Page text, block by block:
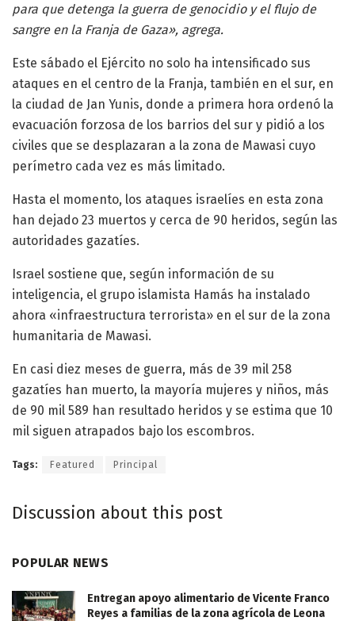
para que detenga la guerra de genocidio y el flujo de
sangre en la Franja de Gaza», agrega.
Este sábado el Ejército no solo ha intensificado sus
ataques en el centro de la Franja, también en el sur, en
la ciudad de Jan Yunis, donde a primera hora ordenó la
evacuación forzosa de los barrios del sur y pidió a los
civiles que se desplazaran a la zona de Mawasi cuyo
perímetro cada vez es más limitado.
Hasta el momento, los ataques israelíes en esta zona
han dejado 23 muertos y cerca de 90 heridos, según las
autoridades gazatíes.
Israel sostiene que, según información de su
inteligencia, el grupo islamista Hamás ha instalado
ahora «infraestructura terrorista» en el sur de la zona
humanitaria de Mawasi.
En casi diez meses de guerra, más de 39 mil 258
gazatíes han muerto, la mayoría mujeres y niños, más
de 90 mil 589 han resultado heridos y se estima que 10
mil siguen atrapados bajo los escombros.
Tags: Featured Principal
Discussion about this post
POPULAR NEWS
Entregan apoyo alimentario de Vicente Franco
Reyes a familias de la zona agrícola de Leona